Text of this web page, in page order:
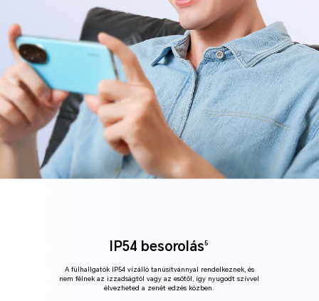
IP54 besorolás5
A fülhallgatók IP54 vízálló tanúsítvánnyal rendelkeznek, és
nem félnek az izzadságtól vagy az esőtől, így nyugodt szívvel
élvezheted a zenét edzés közben.